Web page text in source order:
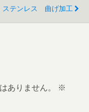
ステンレス 曲げ加工
ありません。
※